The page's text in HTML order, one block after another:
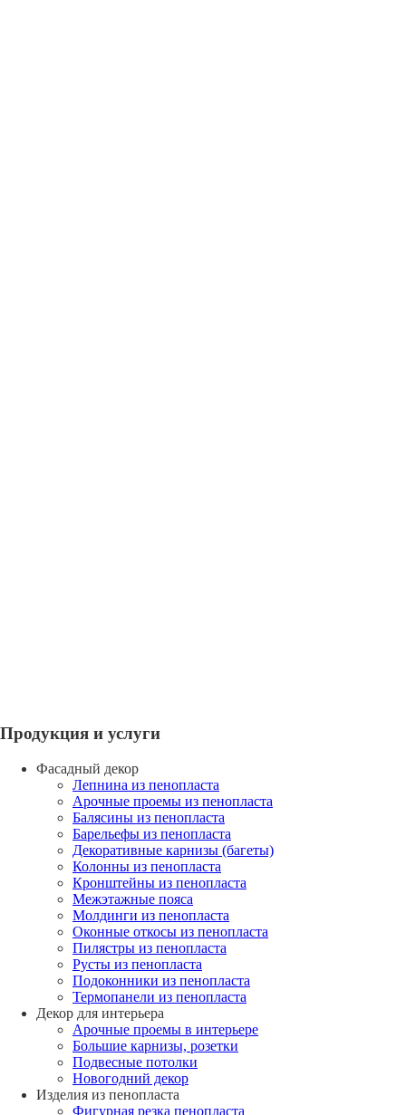
Продукция и услуги
Фасадный декор
Лепнина из пенопласта
Арочные проемы из пенопласта
Балясины из пенопласта
Барельефы из пенопласта
Декоративные карнизы (багеты)
Колонны из пенопласта
Кронштейны из пенопласта
Межэтажные пояса
Молдинги из пенопласта
Оконные откосы из пенопласта
Пилястры из пенопласта
Русты из пенопласта
Подоконники из пенопласта
Термопанели из пенопласта
Декор для интерьера
Арочные проемы в интерьере
Большие карнизы, розетки
Подвесные потолки
Новогодний декор
Изделия из пенопласта
Фигурная резка пенопласта